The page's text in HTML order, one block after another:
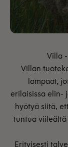
Villan
lampaat,
erilaisissa elin-
hyötyä siitä,
tuntua viileältä
Erityisesti